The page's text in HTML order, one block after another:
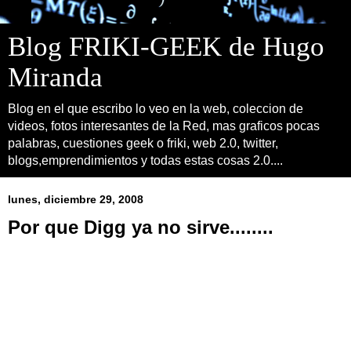
Blog FRIKI-GEEK de Hugo
Miranda
Blog en el que escribo lo veo en la web, coleccion de
videos, fotos interesantes de la Red, mas graficos pocas
palabras, cuestiones geek o friki, web 2.0, twitter,
blogs,emprendimientos y todas estas cosas 2.0....
lunes, diciembre 29, 2008
Por que Digg ya no sirve........